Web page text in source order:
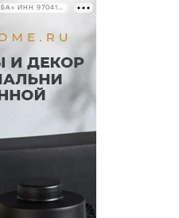
РЕКЛАМА • ООО «ДРУЖБА» ИНН 9704146411